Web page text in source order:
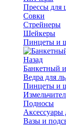
Прессы для
Совки
Стрейнеры
Шейкеры
Пинцеты и
Назад
Банкетный
Ведра для
Пинцеты и
Подносы
Аксессуары
Вазы и